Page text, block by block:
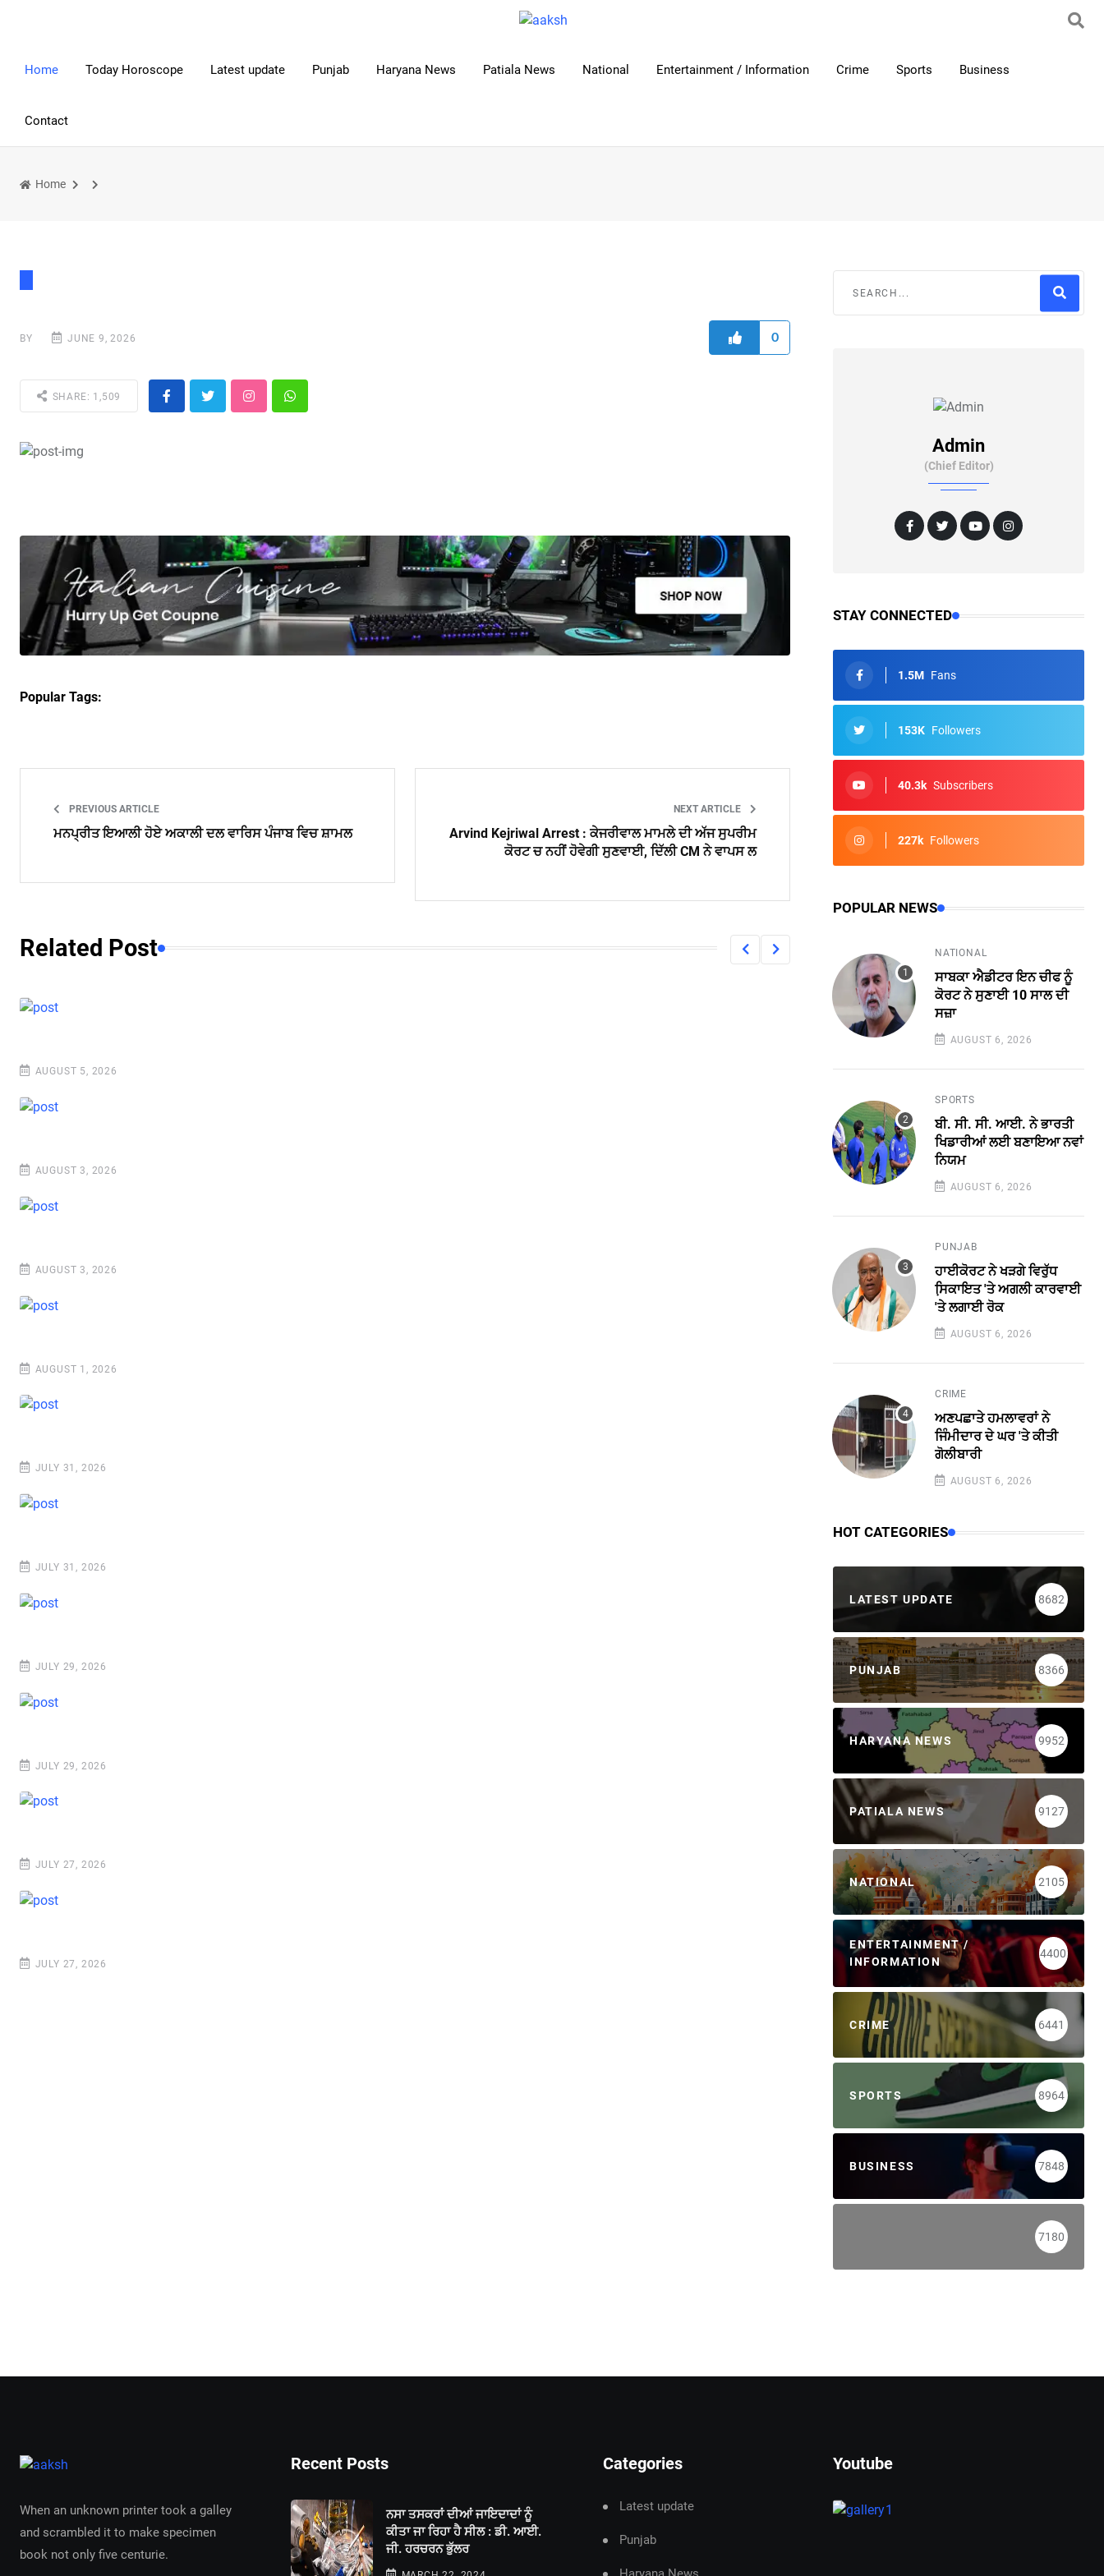
Home Today Horoscope Latest update Punjab Haryana News Patiala News National Entertainment / Information Crime Sports Business
Contact
Home
BY JUNE 9, 2026 0
SHARE: 1,509
Popular Tags:
PREVIOUS ARTICLE
ਮਨਪ੍ਰੀਤ ਇਆਲੀ ਹੋਏ ਅਕਾਲੀ ਦਲ ਵਾਰਿਸ ਪੰਜਾਬ ਵਿਚ ਸ਼ਾਮਲ
NEXT ARTICLE
Arvind Kejriwal Arrest : ਕੇਜਰੀਵਾਲ ਮਾਮਲੇ ਦੀ ਅੱਜ ਸੁਪਰੀਮ
ਕੋਰਟ ਚ ਨਹੀਂ ਹੋਵੇਗੀ ਸੁਣਵਾਈ, ਦਿੱਲੀ CM ਨੇ ਵਾਪਸ ਲ
Related Post
AUGUST 5, 2026
AUGUST 3, 2026
AUGUST 3, 2026
AUGUST 1, 2026
JULY 31, 2026
JULY 31, 2026
JULY 29, 2026
JULY 29, 2026
JULY 27, 2026
JULY 27, 2026
Admin
(Chief Editor)
STAY CONNECTED
1.5M Fans
153K Followers
40.3k Subscribers
227k Followers
POPULAR NEWS
NATIONAL
ਸਾਬਕਾ ਐਡੀਟਰ ਇਨ ਚੀਫ ਨੂੰ
ਕੋਰਟ ਨੇ ਸੁਣਾਈ 10 ਸਾਲ ਦੀ
ਸਜ਼ਾ
AUGUST 6, 2026
SPORTS
ਬੀ. ਸੀ. ਸੀ. ਆਈ. ਨੇ ਭਾਰਤੀ
ਖਿਡਾਰੀਆਂ ਲਈ ਬਣਾਇਆ ਨਵਾਂ
ਨਿਯਮ
AUGUST 6, 2026
PUNJAB
ਹਾਈਕੋਰਟ ਨੇ ਖੜਗੇ ਵਿਰੁੱਧ
ਸਿ਼ਕਾਇਤ 'ਤੇ ਅਗਲੀ ਕਾਰਵਾਈ
'ਤੇ ਲਗਾਈ ਰੋਕ
AUGUST 6, 2026
CRIME
ਅਣਪਛਾਤੇ ਹਮਲਾਵਰਾਂ ਨੇ
ਜਿੰਮੀਦਾਰ ਦੇ ਘਰ 'ਤੇ ਕੀਤੀ
ਗੋਲੀਬਾਰੀ
AUGUST 6, 2026
HOT CATEGORIES
LATEST UPDATE 8682
PUNJAB 8366
HARYANA NEWS 9952
PATIALA NEWS 9127
NATIONAL 2105
ENTERTAINMENT /
INFORMATION
4400
CRIME 6441
SPORTS 8964
BUSINESS 7848
7180
When an unknown printer took a galley
and scrambled it to make specimen
book not only five centurie.
Recent Posts
ਨਸਾ ਤਸਕਰਾਂ ਦੀਆਂ ਜਾਇਦਾਦਾਂ ਨੂੰ
ਕੀਤਾ ਜਾ ਰਿਹਾ ਹੈ ਸੀਲ : ਡੀ. ਆਈ.
ਜੀ. ਹਰਚਰਨ ਭੁੱਲਰ
Categories
Latest update
Punjab
Youtube